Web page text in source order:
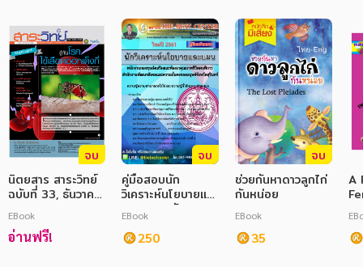
จบ
นิตยสาร สาระวิทย์
ฉบับที่ 33, ธันวาคม
2558
EBook
อ่านฟรี!
จบ
คู่มือสอบนัก
วิเคราะห์นโยบายและ
แผน สนง.พัฒนา
สังคมและความ
มั่นคงของมนุษย์
EBook
250
จบ
ช่วยกันหาดาวลูกไก่
กันหน่อย
EBook
35
A